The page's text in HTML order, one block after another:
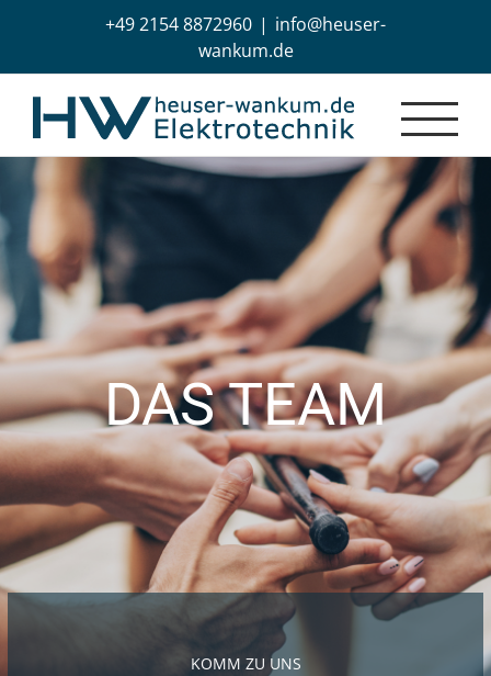
springen
+49 2154 8872960 | info@heuser-
wankum.de
DAS TEAM
KOMM ZU UNS